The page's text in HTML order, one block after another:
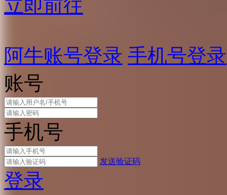
立即前往
阿牛账号登录 手机号登录
账号
手机号
发送验证码
登录